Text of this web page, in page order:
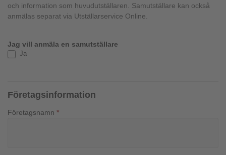
och information som huvudutställaren. Samutställare kan också
anmälas separat via Utställarservice Online.
Jag vill anmäla en samutställare
Ja
Företagsinformation
Företagsnamn *